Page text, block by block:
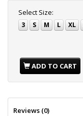
Select Size:
3 S M L XL
ADD TO CART
Reviews (0)